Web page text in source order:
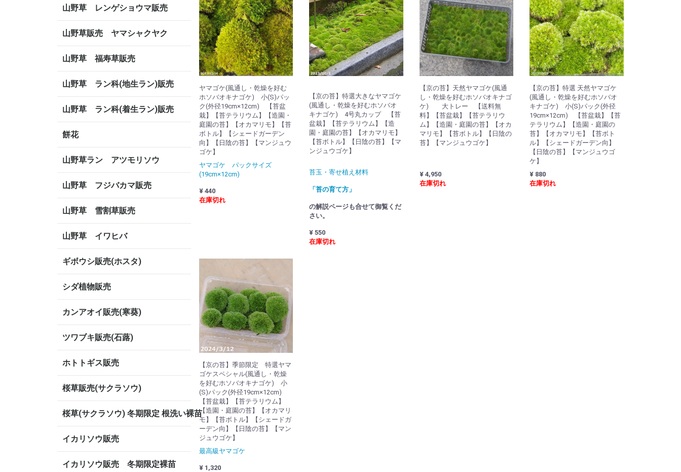
山野草 レンゲショウマ販売
山野草販売 ヤマシャクヤク
山野草 福寿草販売
山野草 ラン科(地生ラン)販売
山野草 ラン科(着生ラン)販売
餅花
山野草ラン アツモリソウ
山野草 フジバカマ販売
山野草 雪割草販売
山野草 イワヒバ
ギボウシ販売(ホスタ)
シダ植物販売
カンアオイ販売(寒葵)
ツワブキ販売(石蕗)
ホトトギス販売
桜草販売(サクラソウ)
桜草(サクラソウ) 冬期限定 根洗い裸苗
イカリソウ販売
イカリソウ販売 冬期限定裸苗
ヤマゴケ(風通し・乾燥を好む
ホソバオキナゴケ) 小(S)パッ
ク(外径19cm×12cm) 【苔盆
栽】【苔テラリウム】【造園・
庭園の苔】【オカマリモ】【苔
ボトル】【シェードガーデン
向】【日陰の苔】【マンジュウ
ゴケ】
ヤマゴケ パックサイズ
(19cm×12cm)
¥ 440
在庫切れ
【京の苔】特選大きなヤマゴケ
(風通し・乾燥を好むホソバオ
キナゴケ) 4号丸カップ 【苔
盆栽】【苔テラリウム】【造
園・庭園の苔】【オカマリモ】
【苔ボトル】【日陰の苔】【マ
ンジュウゴケ】
苔玉・寄せ植え材料
「苔の育て方」
の解説ページも合せて御覧くだ
さい。
¥ 550
在庫切れ
【京の苔】天然ヤマゴケ(風通
し・乾燥を好むホソバオキナゴ
ケ) 大トレー 【送料無
料】【苔盆栽】【苔テラリウ
ム】【造園・庭園の苔】【オカ
マリモ】【苔ボトル】【日陰の
苔】【マンジュウゴケ】
¥ 4,950
在庫切れ
【京の苔】特選 天然ヤマゴケ
(風通し・乾燥を好むホソバオ
キナゴケ) 小(S)パック(外径
19cm×12cm) 【苔盆栽】【苔
テラリウム】【造園・庭園の
苔】【オカマリモ】【苔ボト
ル】【シェードガーデン向】
【日陰の苔】【マンジュウゴ
ケ】
¥ 880
在庫切れ
【京の苔】季節限定 特選ヤマ
ゴケスペシャル(風通し・乾燥
を好むホソバオキナゴケ) 小
(S)パック(外径19cm×12cm)
【苔盆栽】【苔テラリウム】
【造園・庭園の苔】【オカマリ
モ】【苔ボトル】【シェードガ
ーデン向】【日陰の苔】【マン
ジュウゴケ】
最高級ヤマゴケ
¥ 1,320